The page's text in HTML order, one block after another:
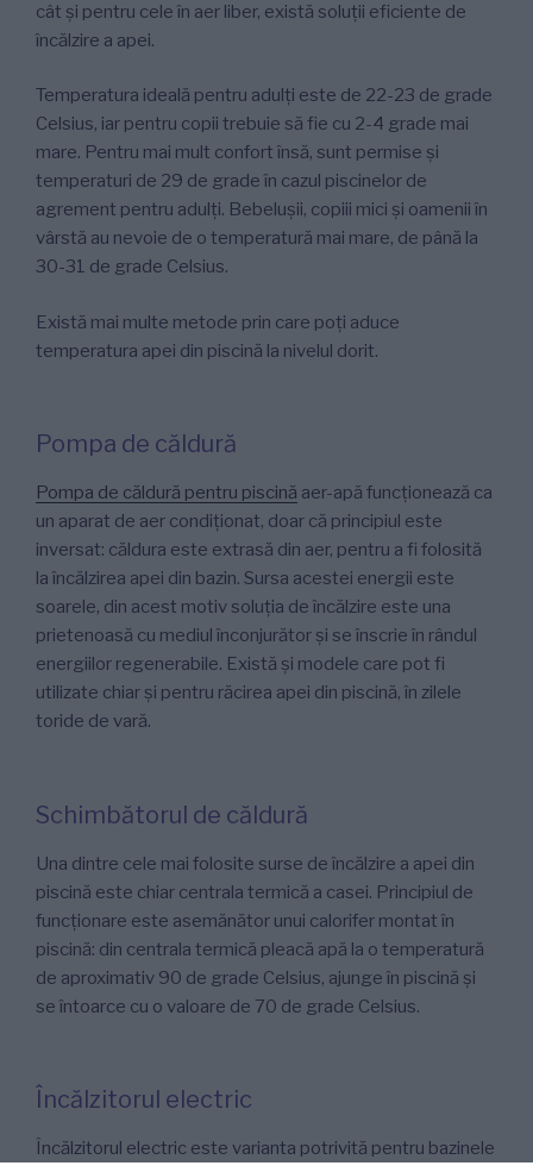
cât și pentru cele în aer liber, există soluții eficiente de
încălzire a apei.
Temperatura ideală pentru adulți este de 22-23 de grade
Celsius, iar pentru copii trebuie să fie cu 2-4 grade mai
mare. Pentru mai mult confort însă, sunt permise și
temperaturi de 29 de grade în cazul piscinelor de
agrement pentru adulți. Bebelușii, copiii mici și oamenii în
vârstă au nevoie de o temperatură mai mare, de până la
30-31 de grade Celsius.
Există mai multe metode prin care poți aduce
temperatura apei din piscină la nivelul dorit.
Pompa de căldură
Pompa de căldură pentru piscină aer-apă funcționează ca
un aparat de aer condiționat, doar că principiul este
inversat: căldura este extrasă din aer, pentru a fi folosită
la încălzirea apei din bazin. Sursa acestei energii este
soarele, din acest motiv soluția de încălzire este una
prietenoasă cu mediul înconjurător și se înscrie în rândul
energiilor regenerabile. Există și modele care pot fi
utilizate chiar și pentru răcirea apei din piscină, în zilele
toride de vară.
Schimbătorul de căldură
Una dintre cele mai folosite surse de încălzire a apei din
piscină este chiar centrala termică a casei. Principiul de
funcționare este asemănător unui calorifer montat în
piscină: din centrala termică pleacă apă la o temperatură
de aproximativ 90 de grade Celsius, ajunge în piscină și
se întoarce cu o valoare de 70 de grade Celsius.
Încălzitorul electric
Încălzitorul electric este varianta potrivită pentru bazinele